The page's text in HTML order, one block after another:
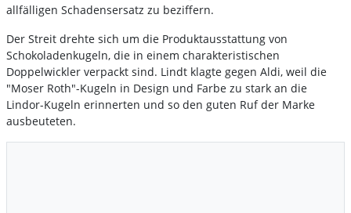
allfälligen Schadensersatz zu beziffern.
Der Streit drehte sich um die Produktausstattung von
Schokoladenkugeln, die in einem charakteristischen
Doppelwickler verpackt sind. Lindt klagte gegen Aldi, weil die
"Moser Roth"-Kugeln in Design und Farbe zu stark an die
Lindor-Kugeln erinnerten und so den guten Ruf der Marke
ausbeuteten.